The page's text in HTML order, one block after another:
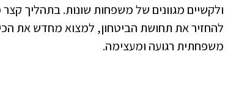
ולקשיים מגוונים של משפחות שונות. בתהליך
להחזיר את תחושת הביטחון, למצוא מחדש את
משפחתית רגועה ומעצימה.